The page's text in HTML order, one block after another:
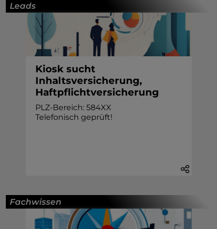
Leads
Kiosk sucht
Inhaltsversicherung,
Haftpflichtversicherung
PLZ-Bereich: 584XX
Telefonisch geprüft!
Fachwissen